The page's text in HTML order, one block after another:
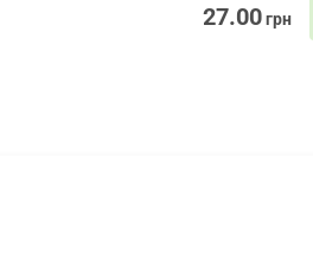
27.00грн